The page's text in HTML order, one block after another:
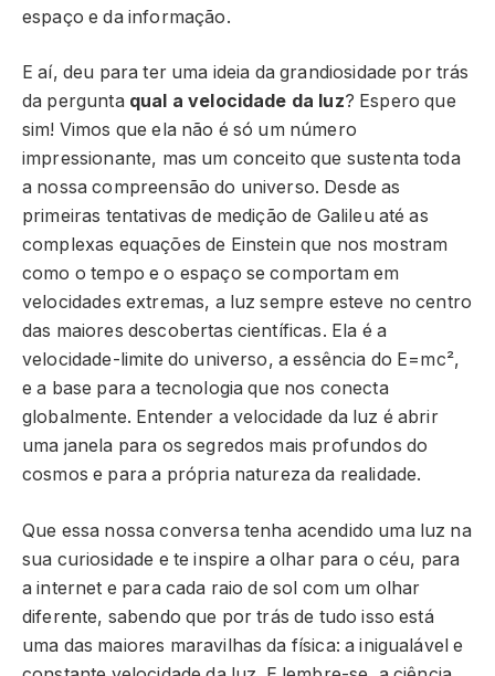
espaço e da informação.
E aí, deu para ter uma ideia da grandiosidade por trás
da pergunta qual a velocidade da luz? Espero que
sim! Vimos que ela não é só um número
impressionante, mas um conceito que sustenta toda
a nossa compreensão do universo. Desde as
primeiras tentativas de medição de Galileu até as
complexas equações de Einstein que nos mostram
como o tempo e o espaço se comportam em
velocidades extremas, a luz sempre esteve no centro
das maiores descobertas científicas. Ela é a
velocidade-limite do universo, a essência do E=mc²,
e a base para a tecnologia que nos conecta
globalmente. Entender a velocidade da luz é abrir
uma janela para os segredos mais profundos do
cosmos e para a própria natureza da realidade.
Que essa nossa conversa tenha acendido uma luz na
sua curiosidade e te inspire a olhar para o céu, para
a internet e para cada raio de sol com um olhar
diferente, sabendo que por trás de tudo isso está
uma das maiores maravilhas da física: a inigualável e